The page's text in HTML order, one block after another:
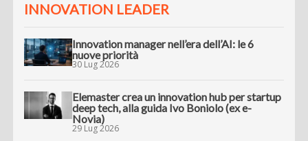
INNOVATION LEADER
Innovation manager nell’era dell’AI: le 6
nuove priorità
30 Lug 2026
Elemaster crea un innovation hub per startup
deep tech, alla guida Ivo Boniolo (ex e-
Novia)
29 Lug 2026